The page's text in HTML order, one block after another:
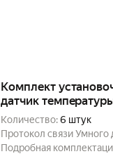
Комплект
датчик
Количество:6 штук
Протокол связи Умного
Подробная